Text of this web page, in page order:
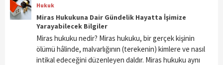
Hukuk
Miras Hukukuna Dair Gündelik Hayatta İşimize
Yarayabilecek Bilgiler
Miras hukuku nedir? Miras hukuku, bir gerçek kişinin
ölümü hâlinde, malvarlığının (terekenin) kimlere ve nasıl
intikal edeceğini düzenleyen daldır. Miras hukuku aynı